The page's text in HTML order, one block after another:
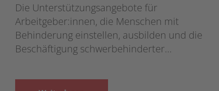
Die Unterstützungsangebote für
Arbeitgeber:innen, die Menschen mit
Behinderung einstellen, ausbilden und die
Beschäftigung schwerbehinderter…